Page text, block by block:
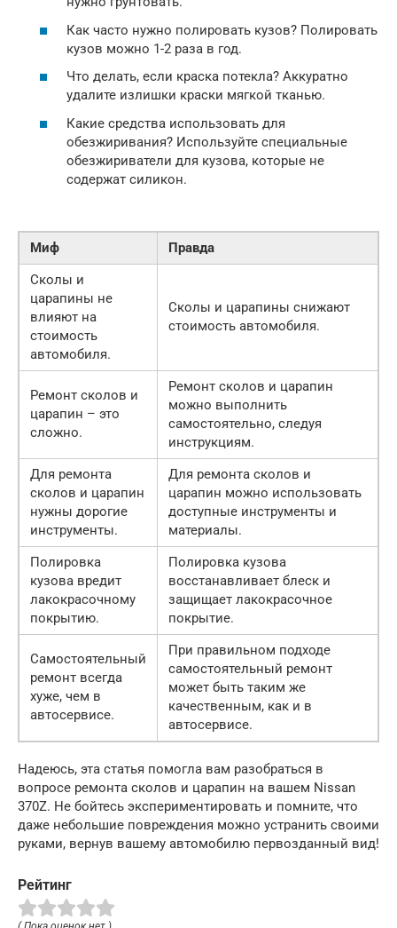
Как часто нужно полировать кузов? Полировать
кузов можно 1-2 раза в год.
Что делать, если краска потекла? Аккуратно
удалите излишки краски мягкой тканью.
Какие средства использовать для
обезжиривания? Используйте специальные
обезжириватели для кузова, которые не
содержат силикон.
Миф
Правда
Сколы и
царапины не
влияют на
стоимость
автомобиля.
Сколы и царапины снижают
стоимость автомобиля.
Ремонт сколов и
царапин – это
сложно.
Ремонт сколов и царапин
можно выполнить
самостоятельно, следуя
инструкциям.
Для ремонта
сколов и царапин
нужны дорогие
инструменты.
Для ремонта сколов и
царапин можно использовать
доступные инструменты и
материалы.
Полировка
кузова вредит
лакокрасочному
покрытию.
Полировка кузова
восстанавливает блеск и
защищает лакокрасочное
покрытие.
Самостоятельный
ремонт всегда
хуже, чем в
автосервисе.
При правильном подходе
самостоятельный ремонт
может быть таким же
качественным, как и в
автосервисе.
Надеюсь, эта статья помогла вам разобраться в
вопросе ремонта сколов и царапин на вашем Nissan
370Z. Не бойтесь экспериментировать и помните, что
даже небольшие повреждения можно устранить своими
руками, вернув вашему автомобилю первозданный вид!
Рейтинг